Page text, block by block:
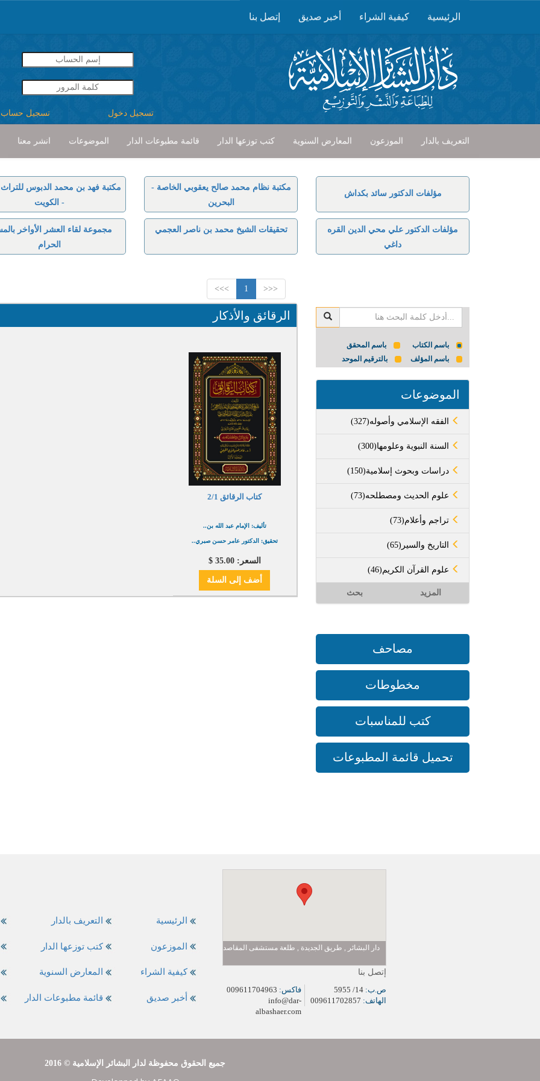
الرئيسية كيفية الشراء أخبر صديق إتصل بنا
تسجيل دخول تسجيل حساب
التعريف بالدار الموزعون المعارض السنوية كتب توزعها الدار قائمة مطبوعات الدار الموضوعات
انشر معنا
مكتبة فهد بن محمد الدبوس للتراث
- الكويت
مكتبة نظام محمد صالح يعقوبي الخاصة -
البحرين
مؤلفات الدكتور سائد بكداش
مجموعة لقاء العشر الأواخر
الحرام
تحقيقات الشيخ محمد بن ناصر العجمي
مؤلفات الدكتور علي محي الدين القره
داغي
>>> 1 <<<
الرقائق والأذكار
كتاب الرقائق 2/1
تأليف: الإمام عبد الله بن..
تحقيق: الدكتور عامر حسن صبري..
السعر: 35.00 $
أضف إلى السلة
باسم الكتاب
باسم المحقق
باسم المؤلف
بالترقيم الموحد
الموضوعات
بحث المزيد
مصاحف
مخطوطات
كتب للمناسبات
تحميل قائمة المطبوعات
التعريف بالدار
كتب توزعها الدار
المعارض السنوية
قائمة مطبوعات الدار
الرئيسية
الموزعون
كيفية الشراء
أخبر صديق
دار البشائر , طريق الجديدة , طلعة مستشفى المقاصد
إتصل بنا
ص.ب:
الهاتف:
فاكس:
info@dar-
albashaer.com
2016 © جميع الحقوق محفوظة لدار البشائر الإسلامية